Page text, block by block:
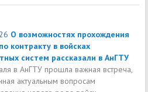
О возможностях прохождения
контракту в войсках
систем рассказали в АнГТУ
в АнГТУ прошла важная встреча,
актуальным вопросам